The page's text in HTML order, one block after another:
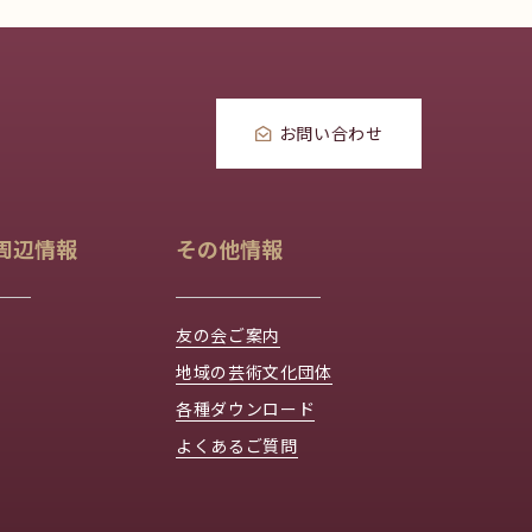
お問い合わせ
辺情報 その他情報
友の会ご案内
地域の芸術文化団体
各種ダウンロード
よくあるご質問